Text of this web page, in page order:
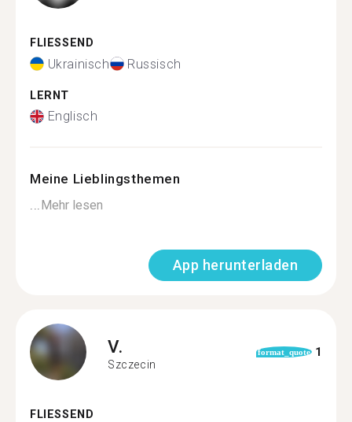
FLIESSEND
Ukrainisch Russisch
LERNT
Englisch
Meine Lieblingsthemen
...Mehr lesen
App herunterladen
V.
Szczecin
format_quote 1
FLIESSEND